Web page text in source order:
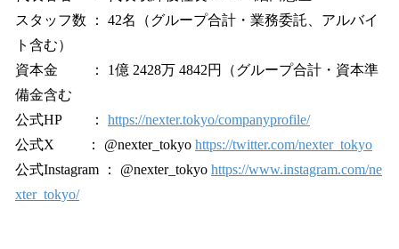
スタッフ数 ： 42名（グループ合計・業務委託、アルバイ
ト含む）
資本金 ： 1億 2428万 4842円（グループ合計・資本準
備金含む
公式HP ： https://nexter.tokyo/companyprofile/
公式X ： @nexter_tokyo https://twitter.com/nexter_tokyo
公式Instagram ： @nexter_tokyo https://www.instagram.com/ne
xter_tokyo/